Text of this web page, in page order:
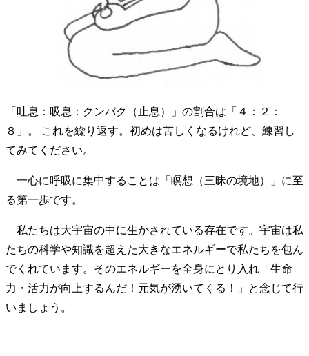
「吐息：吸息：クンバク（止息）」の割合は「４：２：
８」。 これを繰り返す。初めは苦しくなるけれど、練習し
てみてください。
一心に呼吸に集中することは「瞑想（三昧の境地）」に至
る第一歩です。
私たちは大宇宙の中に生かされている存在です。宇宙は私
たちの科学や知識を超えた大きなエネルギーで私たちを包ん
でくれています。そのエネルギーを全身にとり入れ「生命
力・活力が向上するんだ！元気が湧いてくる！」と念じて行
いましょう。